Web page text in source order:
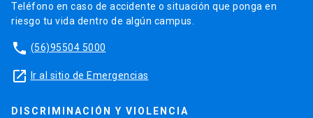
Teléfono en caso de accidente o situación que ponga en
riesgo tu vida dentro de algún campus.
phone (56)95504 5000
launch Ir al sitio de Emergencias
DISCRIMINACIÓN Y VIOLENCIA